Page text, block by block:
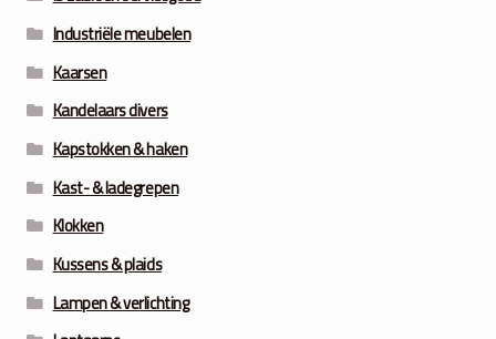
Industriële meubelen
Kaarsen
Kandelaars divers
Kapstokken & haken
Kast- & ladegrepen
Klokken
Kussens & plaids
Lampen & verlichting